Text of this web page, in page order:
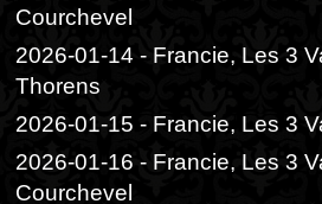
Courchevel
2026-01-14 - Francie, Les 3
Thorens
2026-01-15 - Francie, Les 3
2026-01-16 - Francie, Les 3
Courchevel